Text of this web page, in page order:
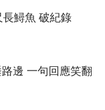
鱘魚 破紀錄
邊 一句回應笑翻